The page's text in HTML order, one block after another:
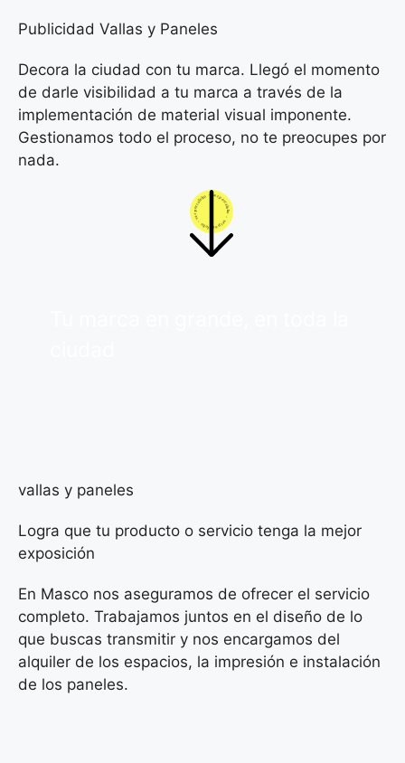
Publicidad Vallas y Paneles
Decora la ciudad con tu marca. Llegó el momento
de darle visibilidad a tu marca a través de la
implementación de material visual imponente.
Gestionamos todo el proceso, no te preocupes por
nada.
vallas y paneles
Logra que tu producto o servicio tenga la mejor
exposición
En Masco nos aseguramos de ofrecer el servicio
completo. Trabajamos juntos en el diseño de lo
que buscas transmitir y nos encargamos del
alquiler de los espacios, la impresión e instalación
de los paneles.